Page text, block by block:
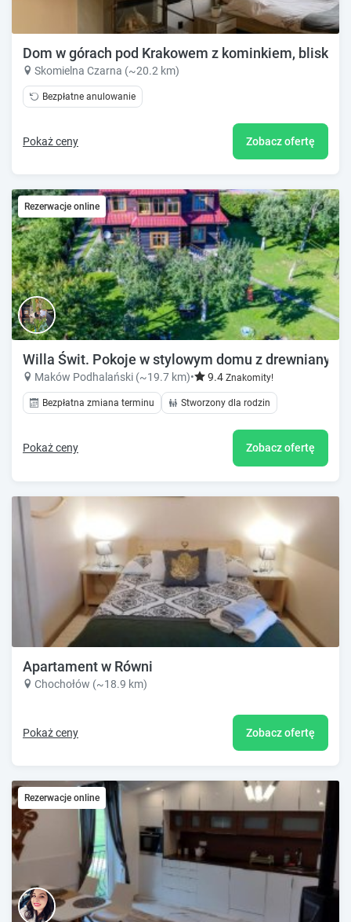
Dom w górach pod Krakowem z kominkiem, blisko
Skomielna Czarna (~20.2 km)
Bezpłatne anulowanie
Pokaż ceny Zobacz ofertę
Rezerwacje online
Willa Świt. Pokoje w stylowym domu z drewnianych
Maków Podhalański (~19.7 km)• 9.4 Znakomity!
Bezpłatna zmiana terminu Stworzony dla rodzin
Pokaż ceny Zobacz ofertę
Apartament w Równi
Chochołów (~18.9 km)
Pokaż ceny Zobacz ofertę
Rezerwacje online